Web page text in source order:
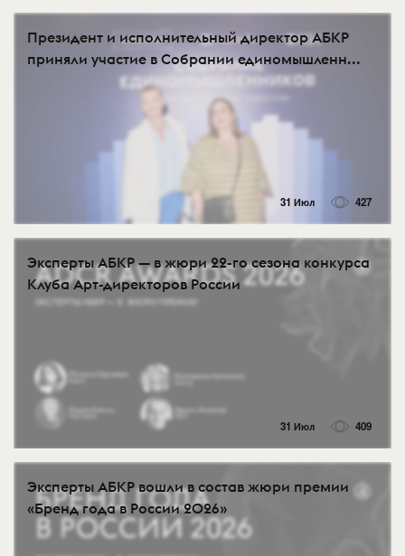
Президент и исполнительный директор АБКР
приняли участие в Собрании единомышленн...
31 Июл 427
Эксперты АБКР — в жюри 22-го сезона конкурса
Клуба Арт-директоров России
31 Июл 409
Эксперты АБКР вошли в состав жюри премии
«Бренд года в России 2026»